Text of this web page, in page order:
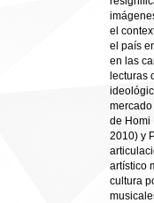
el
el país
en las
lecturas
de Homi
2010) y
artístico
cultura